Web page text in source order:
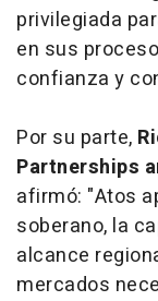
privilegiada
en sus
confianza y
Por su parte,
Partnerships
afirmó: "Atos
soberano, la
alcance
mercados